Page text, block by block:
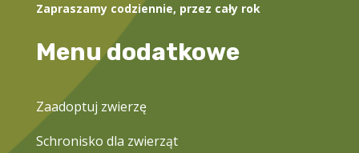
Zapraszamy codziennie, przez cały rok
Menu dodatkowe
Zaadoptuj zwierzę
Schronisko dla zwierząt